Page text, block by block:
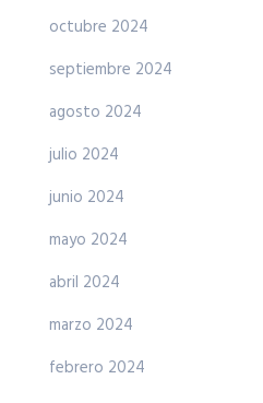
octubre 2024
septiembre 2024
agosto 2024
julio 2024
junio 2024
mayo 2024
abril 2024
marzo 2024
febrero 2024